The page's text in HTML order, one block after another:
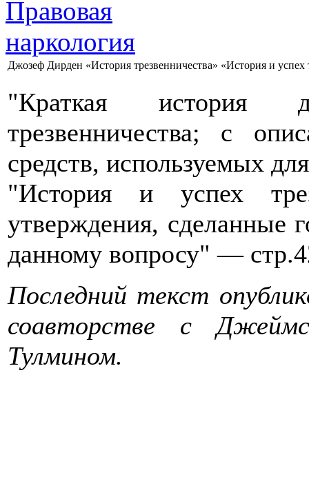
Джозеф Дирден «История трезвенничества» «История и успех
"Краткая история
трезвенничества; с
средств, используемых
"История и успех
утверждения,
данному вопросу" —
Последний текст
соавторстве с
Тулмином.